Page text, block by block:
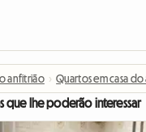
anfitrião › Quartos em casa do
que lhe poderão interessar